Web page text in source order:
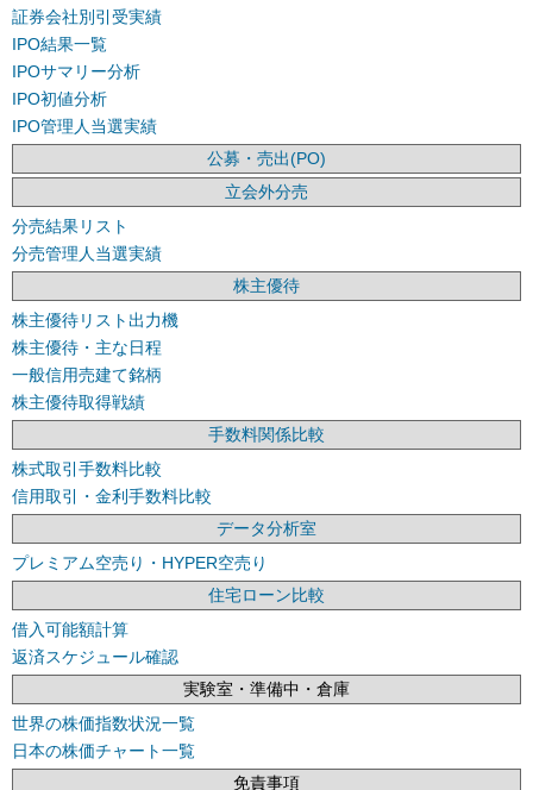
証券会社別引受実績
IPO結果一覧
IPOサマリー分析
IPO初値分析
IPO管理人当選実績
公募・売出(PO)
立会外分売
分売結果リスト
分売管理人当選実績
株主優待
株主優待リスト出力機
株主優待・主な日程
一般信用売建て銘柄
株主優待取得戦績
手数料関係比較
株式取引手数料比較
信用取引・金利手数料比較
データ分析室
プレミアム空売り・HYPER空売り
住宅ローン比較
借入可能額計算
返済スケジュール確認
実験室・準備中・倉庫
世界の株価指数状況一覧
日本の株価チャート一覧
免責事項